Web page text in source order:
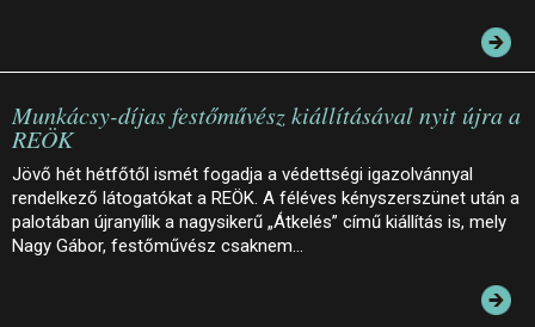
Munkácsy-díjas festőművész kiállításával nyit újra a
REÖK
Jövő hét hétfőtől ismét fogadja a védettségi igazolvánnyal
rendelkező látogatókat a REÖK. A féléves kényszerszünet után a
palotában újranyílik a nagysikerű „Átkelés” című kiállítás is, mely
Nagy Gábor, festőművész csaknem…